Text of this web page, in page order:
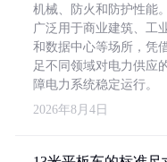
机械、防火和防护性能
广泛用于商业建筑、工
和数据中心等场所，凭
足不同领域对电力供应
障电力系统稳定运行。
2026年8月4日